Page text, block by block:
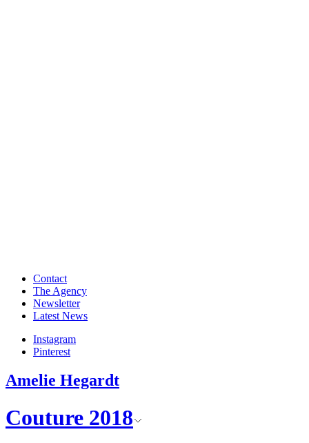
Contact
The Agency
Newsletter
Latest News
Instagram
Pinterest
Amelie Hegardt
Couture 2018